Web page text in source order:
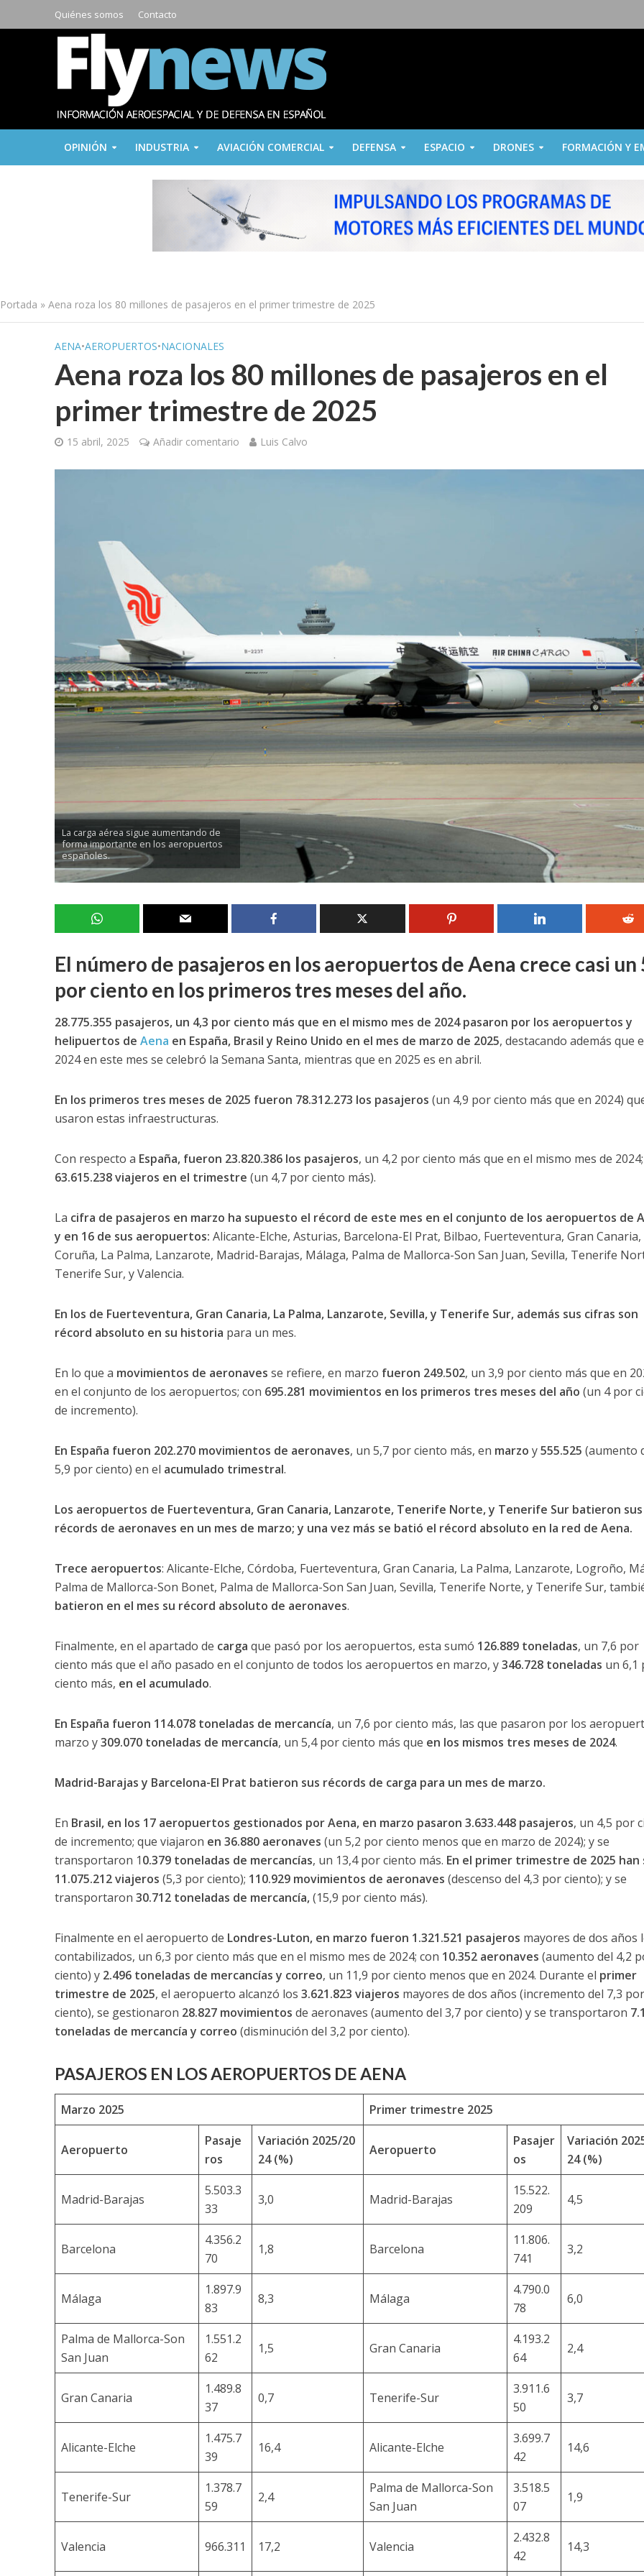
Quiénes somos Contacto
OPINIÓN INDUSTRIA AVIACIÓN COMERCIAL DEFENSA ESPACIO DRONES FORMACIÓN Y
Portada » Aena roza los 80 millones de pasajeros en el primer trimestre de 2025
AENA•AEROPUERTOS•NACIONALES
Aena roza los 80 millones de pasajeros en el
primer trimestre de 2025
15 abril, 2025 Añadir comentario Luis Calvo
La carga aérea sigue aumentando de
forma importante en los aeropuertos
españoles.
El número de pasajeros en los aeropuertos de Aena crece casi un
por ciento en los primeros tres meses del año.
28.775.355 pasajeros, un 4,3 por ciento más que en el mismo mes de 2024 pasaron por los aeropuertos y
helipuertos de Aena en España, Brasil y Reino Unido en el mes de marzo de 2025, destacando además que
2024 en este mes se celebró la Semana Santa, mientras que en 2025 es en abril.
En los primeros tres meses de 2025 fueron 78.312.273 los pasajeros (un 4,9 por ciento más que en 2024)
usaron estas infraestructuras.
Con respecto a España, fueron 23.820.386 los pasajeros, un 4,2 por ciento más que en el mismo mes de
63.615.238 viajeros en el trimestre (un 4,7 por ciento más).
La cifra de pasajeros en marzo ha supuesto el récord de este mes en el conjunto de los aeropuertos de
y en 16 de sus aeropuertos: Alicante-Elche, Asturias, Barcelona-El Prat, Bilbao, Fuerteventura, Gran Canaria,
Coruña, La Palma, Lanzarote, Madrid-Barajas, Málaga, Palma de Mallorca-Son San Juan, Sevilla, Tenerife
Tenerife Sur, y Valencia.
En los de Fuerteventura, Gran Canaria, La Palma, Lanzarote, Sevilla, y Tenerife Sur, además sus cifras son
récord absoluto en su historia para un mes.
En lo que a movimientos de aeronaves se refiere, en marzo fueron 249.502, un 3,9 por ciento más que en
en el conjunto de los aeropuertos; con 695.281 movimientos en los primeros tres meses del año (un 4 por
de incremento).
En España fueron 202.270 movimientos de aeronaves, un 5,7 por ciento más, en marzo y555.525 (aumento
5,9 por ciento) en el acumulado trimestral.
Los aeropuertos de Fuerteventura, Gran Canaria, Lanzarote, Tenerife Norte, y Tenerife Sur batieron sus
récords de aeronaves en un mes de marzo; y una vez más se batió el récord absoluto en la red de Aena.
Trece aeropuertos: Alicante-Elche, Córdoba, Fuerteventura, Gran Canaria, La Palma, Lanzarote, Logroño,
Palma de Mallorca-Son Bonet, Palma de Mallorca-Son San Juan, Sevilla, Tenerife Norte, y Tenerife Sur,
batieron en el mes su récord absoluto de aeronaves.
Finalmente, en el apartado de carga que pasó por los aeropuertos, esta sumó 126.889 toneladas, un 7,6 por
ciento más que el año pasado en el conjunto de todos los aeropuertos en marzo, y346.728 toneladas un 6,1
ciento más, en el acumulado.
En España fueron 114.078 toneladas de mercancía, un 7,6 por ciento más, las que pasaron por los
marzo y309.070 toneladas de mercancía, un 5,4 por ciento más que en los mismos tres meses de 2024.
Madrid-Barajas y Barcelona-El Prat batieron sus récords de carga para un mes de marzo.
En Brasil, en los 17 aeropuertos gestionados por Aena, en marzo pasaron 3.633.448 pasajeros, un 4,5 por
de incremento; que viajaron en 36.880 aeronaves (un 5,2 por ciento menos que en marzo de 2024); y se
transportaron 10.379 toneladas de mercancías, un 13,4 por ciento más. En el primer trimestre de 2025 han
11.075.212 viajeros (5,3 por ciento); 110.929 movimientos de aeronaves (descenso del 4,3 por ciento); y se
transportaron 30.712 toneladas de mercancía,(15,9 por ciento más).
Finalmente en el aeropuerto de Londres-Luton, en marzo fueron 1.321.521 pasajeros mayores de dos años
contabilizados, un 6,3 por ciento más que en el mismo mes de 2024; con 10.352 aeronaves (aumento del 4,2
ciento) y2.496 toneladas de mercancías y correo, un 11,9 por ciento menos que en 2024. Durante el primer
trimestre de 2025, el aeropuerto alcanzó los 3.621.823 viajeros mayores de dos años (incremento del 7,3 por
ciento), se gestionaron 28.827 movimientos de aeronaves (aumento del 3,7 por ciento) y se transportaron
toneladas de mercancía y correo (disminución del 3,2 por ciento).
PASAJEROS EN LOS AEROPUERTOS DE AENA
Marzo 2025 Primer trimestre 2025
Aeropuerto
Pasaje
ros
Variación 2025/20
24 (%)
Aeropuerto
Pasajer
os
Variación
24 (%)
Madrid-Barajas
5.503.3
33
3,0 Madrid-Barajas
15.522.
209
4,5
Barcelona
4.356.2
70
1,8 Barcelona
11.806.
741
3,2
Málaga
1.897.9
83
8,3 Málaga
4.790.0
78
6,0
Palma de Mallorca-Son
San Juan
1.551.2
62
1,5 Gran Canaria
4.193.2
64
2,4
Gran Canaria
1.489.8
37
0,7 Tenerife-Sur
3.911.6
50
3,7
Alicante-Elche
1.475.7
39
16,4 Alicante-Elche
3.699.7
42
14,6
Tenerife-Sur
1.378.7
59
2,4
Palma de Mallorca-Son
San Juan
3.518.5
07
1,9
Valencia 966.311 17,2 Valencia
2.432.8
42
14,3